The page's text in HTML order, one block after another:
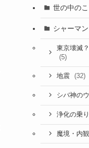
世の中のこ
シャーマ
東京壊滅
(5)
地震 (32)
シバ神の
浄化の乗
魔境・内